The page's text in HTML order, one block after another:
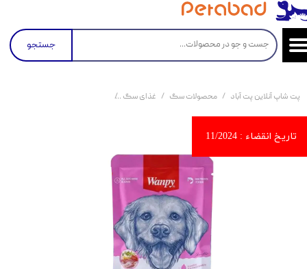
جستجو
پت شاپ آنلاین پت آباد محصولات سگ غذای سگ